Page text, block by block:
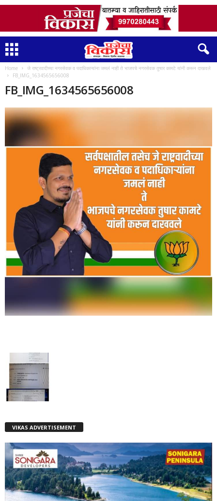
Home
जे राष्ट्रवादीच्या नगरसेवक व पदाधिकाऱ्यांना जमलं नाही ते भाजपचे नगरसेवक तुषार कामटे यांनी करून दाखवले
FB_IMG_1634565656008
FB_IMG_1634565656008
VIKAS ADVERTISEMENT